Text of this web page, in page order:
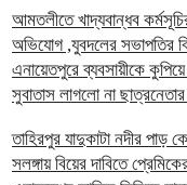
আমতলীতে খাদ্যবান্ধব
অভিযোগ ,যুবদলের সভাপতির
এনায়েতপুরে ব্যবসায়ীকে কুপিয়ে
সুবাতাস লাগলো না ছাত্রনেতার
তাহিরপুর যাদুকাটা নদীর পাড়
সলঙ্গায় বিয়ের দাবিতে